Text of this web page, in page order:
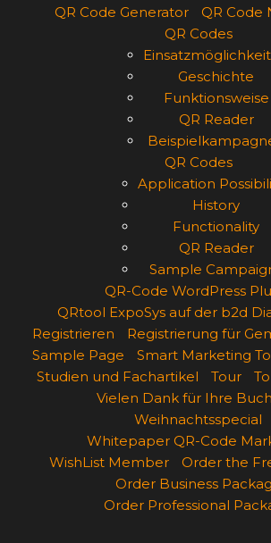
QR Code Generator
QR Code
QR Codes
Geschichte
Funktionsweise
QR Reader
QR Codes
Application
History
Functionality
QR Reader
Sample
QR-Code WordPress
QRtool ExpoSys auf der b2d
Registrieren
Registrierung für
Sample Page
Smart Marketing
Studien und Fachartikel
Tour
Vielen Dank für Ihre
Weihnachtsspecial
Whitepaper QR-Code
WishList Member
Order the
Order Business
Order Professional